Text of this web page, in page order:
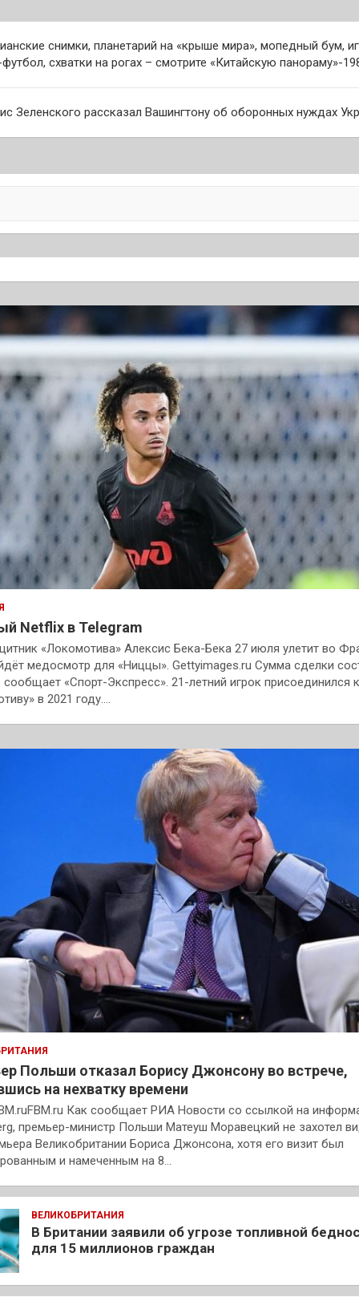
снимки, планетарий на «крыше мира», мопедный бум,
схватки на рогах – смотрите «Китайскую панораму»-
Зеленского рассказал Вашингтону об оборонных нуждах
Netflix в Telegram
«Локомотива» Алексис Бека-Бека 27 июля улетит во
медосмотр для «Ниццы». Gettyimages.ru Сумма сделки
сообщает «Спорт-Экспресс». 21-летний игрок присоединился к
в 2021 году.…
Польши отказал Борису Джонсону во встрече,
на нехватку времени
Как сообщает РИА Новости со ссылкой на
премьер-министр Польши Матеуш Моравецкий не захотел
Великобритании Бориса Джонсона, хотя его визит был
и намеченным на 8…
ВЕЛИКОБРИТАНИЯ
В Британии заявили об угрозе топливной
для 15 миллионов граждан